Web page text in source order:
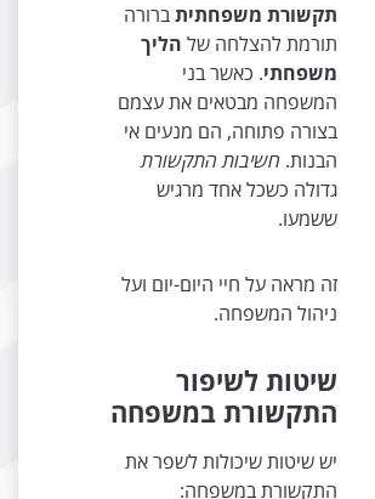
תקשורת משפחתיתברורה
תורמת להצלחה שלהליך
משפחתי. כאשר בני
המשפחה מבטאים את עצמם
בצורה פתוחה, הם מנעים אי
הבנות.חשיבות התקשורת
גדולה כשכל אחד מרגיש
ששמעו.
זה מראה על חיי היום-יום ועל
ניהול המשפחה.
שיטות לשיפור
התקשורת במשפחה
יש שיטות שיכולות לשפר את
התקשורת במשפחה: